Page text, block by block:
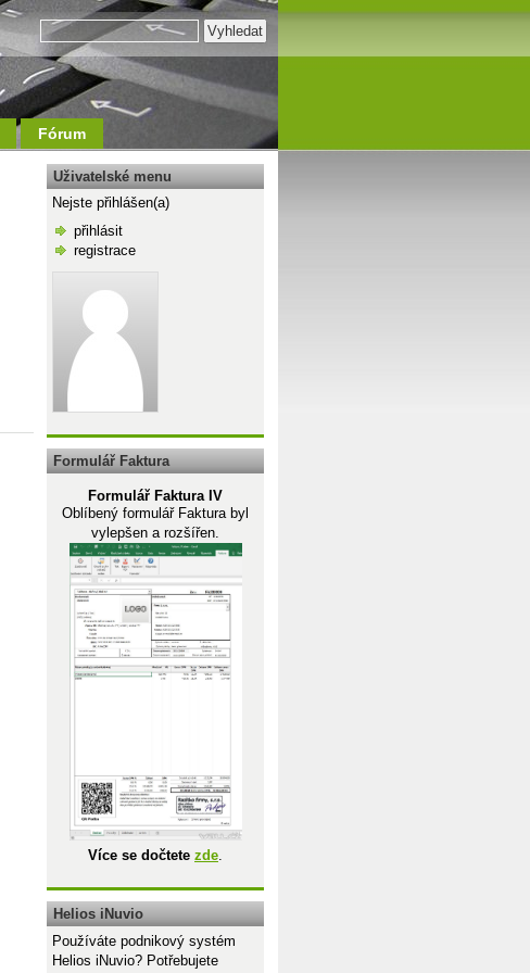
Fórum
Uživatelské menu
Nejste přihlášen(a)
přihlásit
registrace
Formulář Faktura
Formulář Faktura IV
Oblíbený formulář Faktura byl
vylepšen a rozšířen.
Více se dočtete zde.
Helios iNuvio
Používáte podnikový systém
Helios iNuvio? Potřebujete